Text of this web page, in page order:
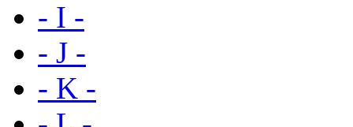
- I -
- J -
- K -